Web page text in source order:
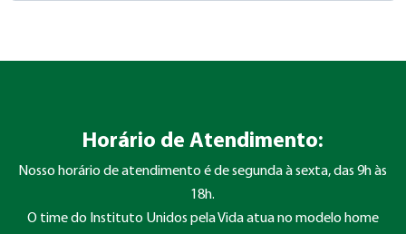
Horário de Atendimento:
Nosso horário de atendimento é de segunda à sexta, das 9h às
18h.
O time do Instituto Unidos pela Vida atua no modelo home